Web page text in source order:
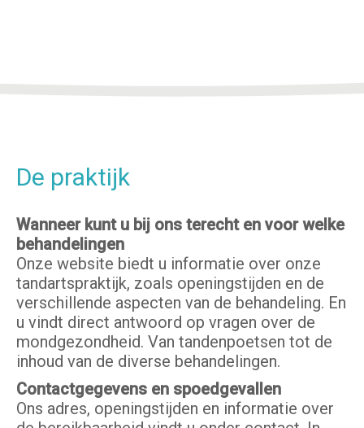
De praktijk
Wanneer kunt u bij ons terecht en voor welke
behandelingen
Onze website biedt u informatie over onze
tandartspraktijk, zoals openingstijden en de
verschillende aspecten van de behandeling. En
u vindt direct antwoord op vragen over de
mondgezondheid. Van tandenpoetsen tot de
inhoud van de diverse behandelingen.
Contactgegevens en spoedgevallen
Ons adres, openingstijden en informatie over